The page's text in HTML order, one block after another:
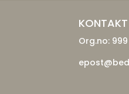
Org.no: